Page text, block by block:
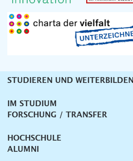
Unternavigation
STUDIEREN UND WEITERBILDEN
IM STUDIUM
FORSCHUNG / TRANSFER
HOCHSCHULE
ALUMNI